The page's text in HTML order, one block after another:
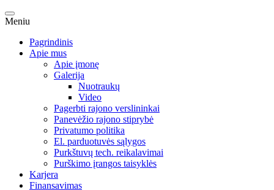
Meniu
Pagrindinis
Apie mus
Apie įmonę
Galerija
Nuotraukų
Video
Pagerbti rajono verslininkai
Panevėžio rajono stiprybė
Privatumo politika
El. parduotuvės sąlygos
Purkštuvų tech. reikalavimai
Purškimo įrangos taisyklės
Karjera
Finansavimas